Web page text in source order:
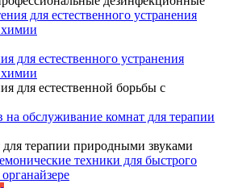
для естественного устранения
химии
для естественной борьбы с
на обслуживание комнат для терапии
терапии природными звуками